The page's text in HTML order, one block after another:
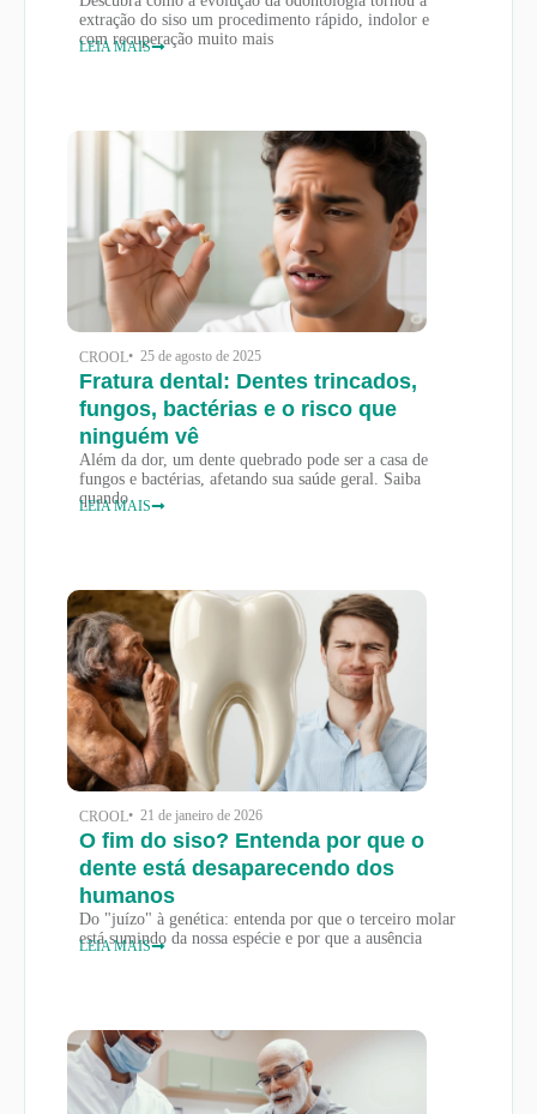
extração do siso um procedimento rápido, indolor e
com recuperação muito mais
LEIA MAIS
CROOL• 25 de agosto de 2025
Fratura dental: Dentes trincados,
fungos, bactérias e o risco que
ninguém vê
Além da dor, um dente quebrado pode ser a casa de
fungos e bactérias, afetando sua saúde geral. Saiba
quando
LEIA MAIS
CROOL• 21 de janeiro de 2026
O fim do siso? Entenda por que o
dente está desaparecendo dos
humanos
Do "juízo" à genética: entenda por que o terceiro molar
está sumindo da nossa espécie e por que a ausência
LEIA MAIS